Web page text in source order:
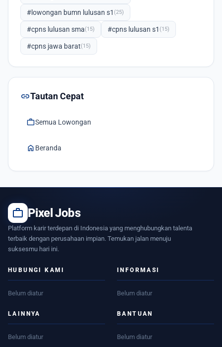
#lowongan bumn lulusan s1 (25)
#cpns lulusan sma(15) #cpns lulusan s1 (15)
#cpns jawa barat(15)
linkTautan Cepat
workSemua Lowongan
home Beranda
work Pixel Jobs
Platform karir terdepan di Indonesia yang menghubungkan talenta
terbaik dengan perusahaan impian. Temukan jalan menuju
suksesmu hari ini.
HUBUNGI KAMI
Belum diatur
INFORMASI
Belum diatur
LAINNYA
Belum diatur
BANTUAN
Belum diatur